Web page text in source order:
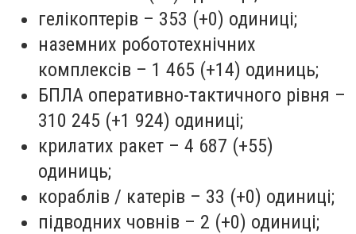
гелікоптерів – 353 (+0) одиниці;
наземних робототехнічних
комплексів – 1 465 (+14) одиниць;
БПЛА оперативно-тактичного рівня –
310 245 (+1 924) одиниці;
крилатих ракет – 4 687 (+55)
одиниць;
кораблів / катерів – 33 (+0) одиниці;
підводних човнів – 2 (+0) одиниці;